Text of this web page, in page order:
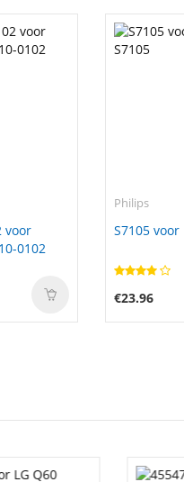
voor
0102
Philips
S7105
€23.96